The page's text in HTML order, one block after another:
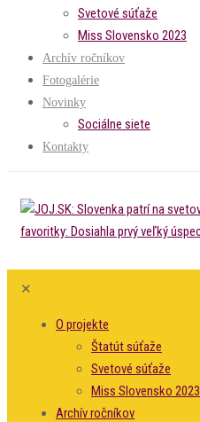
Svetové súťaže
Miss Slovensko 2023
Archív ročníkov
Fotogalérie
Novinky
Sociálne siete
Kontakty
✕
O projekte
Štatút súťaže
Svetové súťaže
Miss Slovensko 2023
Archív ročníkov